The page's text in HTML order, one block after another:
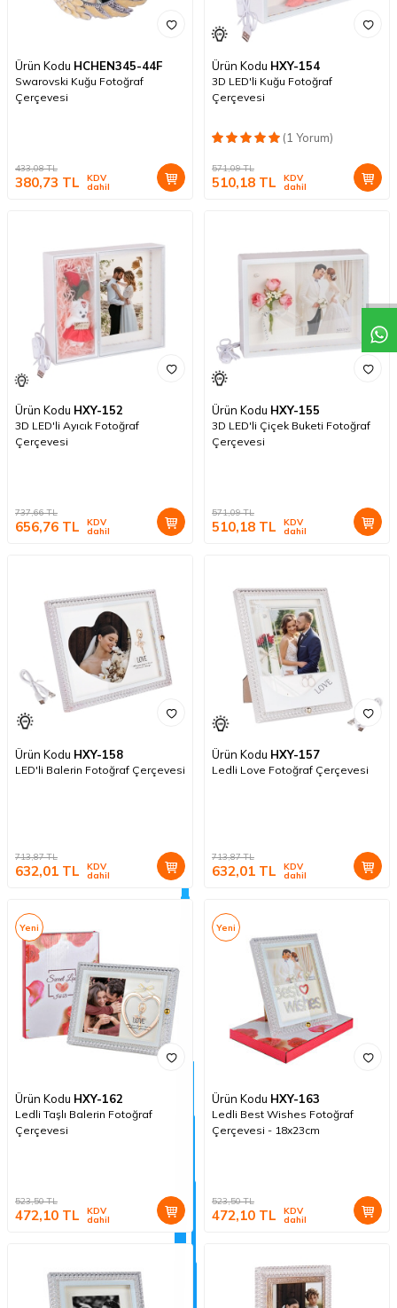
Ürün Kodu HCHEN345-44F
Swarovski Kuğu Fotoğraf
Çerçevesi
433,08TL
380,73 TL KDV
dahil
Ürün Kodu HXY-154
3D LED'li Kuğu Fotoğraf
Çerçevesi
(1 Yorum)
571,09TL
510,18 TL KDV
dahil
Ürün Kodu HXY-152
3D LED'li Ayıcık Fotoğraf
Çerçevesi
737,66TL
656,76 TL KDV
dahil
Ürün Kodu HXY-155
3D LED'li Çiçek Buketi Fotoğraf
Çerçevesi
571,09TL
510,18 TL KDV
dahil
Ürün Kodu HXY-158
LED'li Balerin Fotoğraf Çerçevesi
713,87TL
632,01 TL KDV
dahil
Ürün Kodu HXY-157
Ledli Love Fotoğraf Çerçevesi
713,87TL
632,01 TL KDV
dahil
Yeni
Ürün Kodu HXY-162
Ledli Taşlı Balerin Fotoğraf
Çerçevesi
523,50TL
472,10 TL KDV
dahil
Yeni
Ürün Kodu HXY-163
Ledli Best Wishes Fotoğraf
Çerçevesi - 18x23cm
523,50TL
472,10 TL KDV
dahil